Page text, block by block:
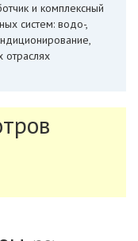
и комплексный
систем: водо-,
отраслях